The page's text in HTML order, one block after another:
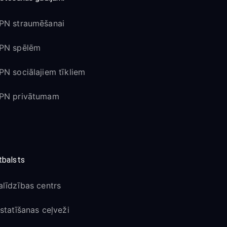
straumēšanai
spēlēm
sociālajiem tīkliem
privātumam
centrs
ceļveži